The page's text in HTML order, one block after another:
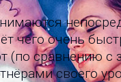
чего очень
(по сравнению с
своего